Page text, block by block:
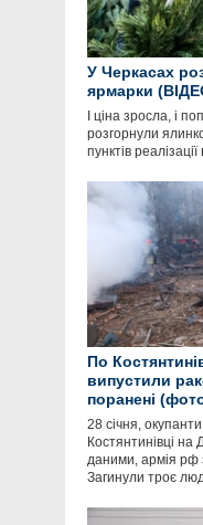
У Черкасах
ярмарки
І ціна зросла, і
розгорнули
пунктів
По
випустили
поранені
28 січня,
Костянтинівці на
даними, армія рф
Загинули троє